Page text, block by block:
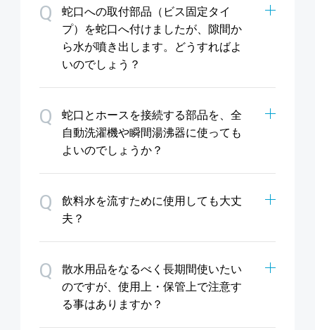
Q
蛇口への取付部品（ビス固定タイ
プ）を蛇口へ付けましたが、隙間か
ら水が噴き出します。どうすればよ
いのでしょう？
Q
蛇口とホースを接続する部品を、全
自動洗濯機や瞬間湯沸器に使っても
よいのでしょうか？
Q
飲料水を流すために使用しても大丈
夫？
Q
散水用品をなるべく長期間使いたい
のですが、使用上・保管上で注意す
る事はありますか？